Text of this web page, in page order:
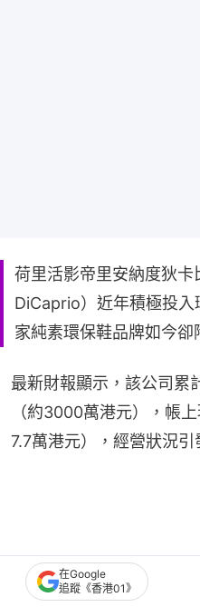
荷里活影帝里安納度狄
DiCaprio）近年積極投
家純素環保鞋品牌如今卻
最新財報顯示，該公司累
（約3000萬港元），帳
7.7萬港元），經營狀況引
在Google
追蹤《香港01》